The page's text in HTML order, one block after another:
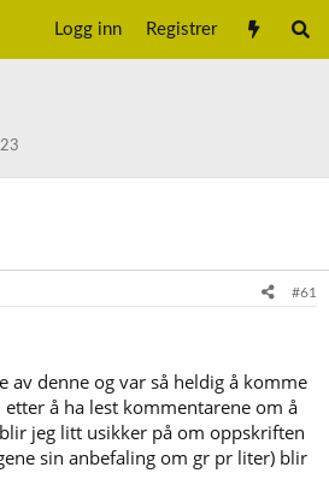
Logg inn Registrer
#61
av denne og var så heldig å komme
å ha lest kommentarene om å
jeg litt usikker på om oppskriften
sin anbefaling om gr pr liter) blir